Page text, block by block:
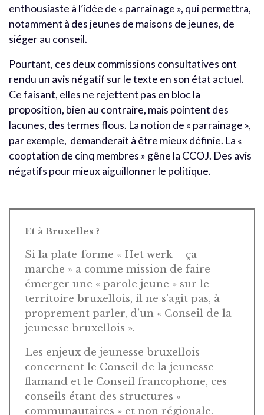
enthousiaste à l’idée de « parrainage », qui permettra,
notamment à des jeunes de maisons de jeunes, de
siéger au conseil.
Pourtant, ces deux commissions consultatives ont
rendu un avis négatif sur le texte en son état actuel.
Ce faisant, elles ne rejettent pas en bloc la
proposition, bien au contraire, mais pointent des
lacunes, des termes flous. La notion de « parrainage »,
par exemple, demanderait à être mieux définie. La «
cooptation de cinq membres » gêne la CCOJ. Des avis
négatifs pour mieux aiguillonner le politique.
Et à Bruxelles ?
Si la plate-forme « Het werk – ça
marche » a comme mission de faire
émerger une « parole jeune » sur le
territoire bruxellois, il ne s’agit pas, à
proprement parler, d’un « Conseil de la
jeunesse bruxellois ».
Les enjeux de jeunesse bruxellois
concernent le Conseil de la jeunesse
flamand et le Conseil francophone, ces
conseils étant des structures «
communautaires » et non régionale.